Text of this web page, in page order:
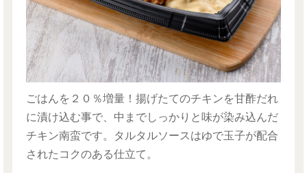
ごはんを２０％増量！揚げたてのチキンを甘酢だれ
に漬け込む事で、中までしっかりと味が染み込んだ
チキン南蛮です。タルタルソースはゆで玉子が配合
されたコクのある仕立て。